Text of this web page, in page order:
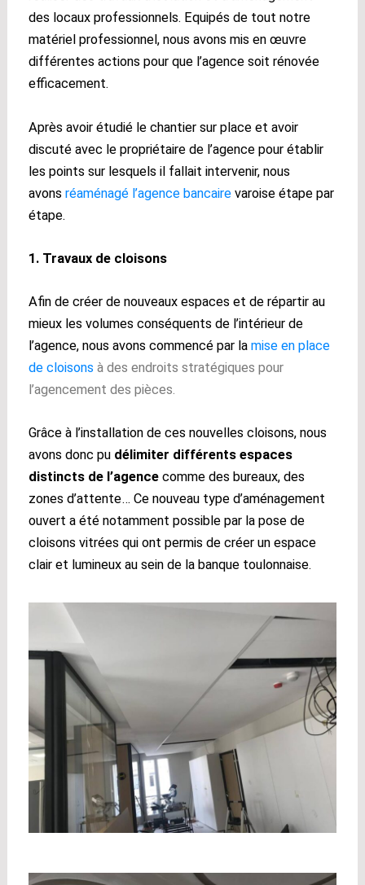
des locaux professionnels. Equipés de tout notre
matériel professionnel, nous avons mis en œuvre
différentes actions pour que l’agence soit rénovée
efficacement.
Après avoir étudié le chantier sur place et avoir
discuté avec le propriétaire de l’agence pour établir
les points sur lesquels il fallait intervenir, nous
avonsréaménagé l’agence bancaire varoise étape par
étape.
1. Travaux de cloisons
Afin de créer de nouveaux espaces et de répartir au
mieux les volumes conséquents de l’intérieur de
l’agence, nous avons commencé par la mise en place
de cloisons à des endroits stratégiques pour
l’agencement des pièces.
Grâce à l’installation de ces nouvelles cloisons, nous
avons donc pu délimiter différents espaces
distincts de l’agence comme des bureaux, des
zones d’attente… Ce nouveau type d’aménagement
ouvert a été notamment possible par la pose de
cloisons vitrées qui ont permis de créer un espace
clair et lumineux au sein de la banque toulonnaise.